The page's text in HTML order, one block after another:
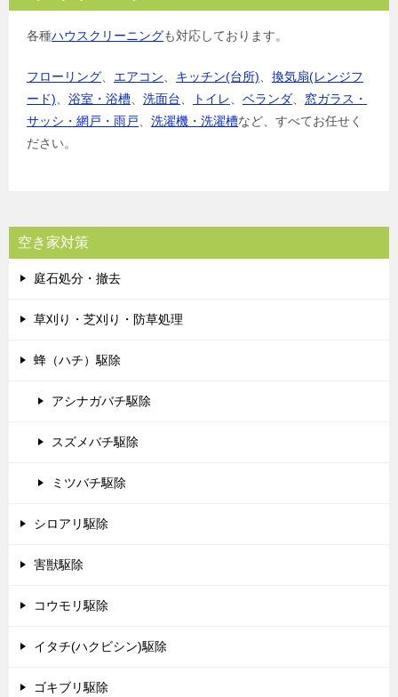
各種ハウスクリーニングも対応しております。
フローリング エアコン キッチン(台所)
換気扇(レンジフ
ード)
浴室・浴槽 洗面台 トイレ ベランダ
窓ガラス・
サッシ・網戸・雨戸
洗濯機・洗濯槽など、すべてお任せく
ださい。
空き家対策
庭石処分・撤去
草刈り・芝刈り・防草処理
蜂（ハチ）駆除
アシナガバチ駆除
スズメバチ駆除
ミツバチ駆除
シロアリ駆除
害獣駆除
コウモリ駆除
イタチ(ハクビシン)駆除
ゴキブリ駆除